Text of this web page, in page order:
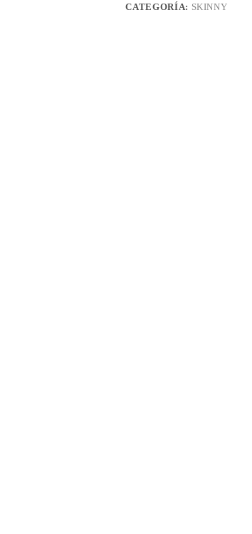
CATEGORÍA: SKINNY